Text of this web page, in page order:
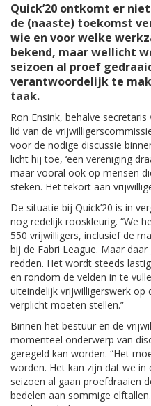
Quick’20 ontkomt er
de (naaste) toekomst
wie en voor welke
bekend, maar wellicht
seizoen al proef
verantwoordelijk te
taak.
Ron Ensink, behalve
lid van de
voor de nodige discussie
licht hij toe, ‘een vereniging
maar vooral ook op mensen
steken. Het tekort aan
De situatie bij Quick’20 is in
nog redelijk rooskleurig. “We
550 vrijwilligers, inclusief de
bij de Fabri League. Maar
redden. Het wordt steeds
en rondom de velden in te
uiteindelijk vrijwilligerswerk op
verplicht moeten stellen.”
Binnen het bestuur en de
momenteel onderwerp van
geregeld kan worden. “Het
worden. Het kan zijn dat we
seizoen al gaan proefdraaien
bedelen aan sommige